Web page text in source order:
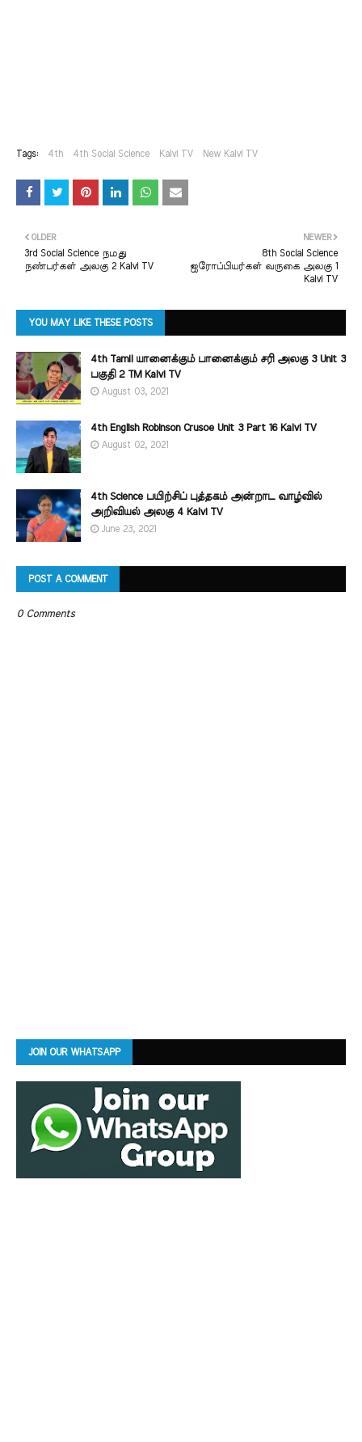
Tags: 4th 4th Social Science Kalvi TV New Kalvi TV
NEWER
8th Social Science
ஐரோப்பியர்கள் வருகை அலகு 1
Kalvi TV
OLDER
3rd Social Science நமது
நண்பர்கள் அலகு 2 Kalvi TV
YOU MAY LIKE THESE POSTS
4th Tamil யானைக்கும் பானைக்கும் சரி அலகு 3 Unit 3
பகுதி 2 TM Kalvi TV
August 03, 2021
4th English Robinson Crusoe Unit 3 Part 16 Kalvi TV
August 02, 2021
4th Science பயிற்சிப் புத்தகம் அன்றாட வாழ்வில்
அறிவியல் அலகு 4 Kalvi TV
June 23, 2021
POST A COMMENT
0 Comments
JOIN OUR WHATSAPP